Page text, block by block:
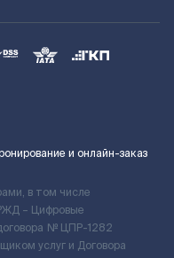
и онлайн-заказ
в том числе
– Цифровые
№ ЦПР-1282
услуг и Договора